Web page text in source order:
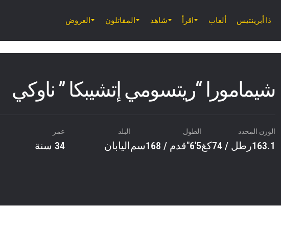
العروض المقاتلون شاهد اقرأ ألعاب ذا أبرينتيس
شيمامورا “ريتسومي إتشيبكا ” ناوكي
الوزن المحدد
163.1رطل / 74كغ
الطول
5'6"قدم / 168سم
البلد
اليابان
عمر
34 سنة